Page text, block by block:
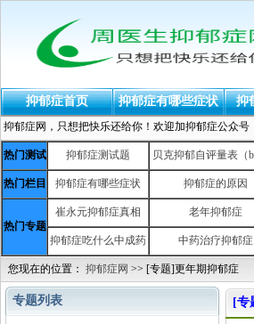
抑郁症首页 抑郁症有哪些症状 抑
抑郁症网，只想把快乐还给你！欢迎加抑郁症公众号
热门测试 抑郁症测试题 贝克抑郁自评量表（
热门栏目 抑郁症有哪些症状 抑郁症的原因
热门专题
崔永元抑郁症真相 老年抑郁症
抑郁症吃什么中成药 中药治疗抑郁症
您现在的位置： 抑郁症网 >> [专题]更年期抑郁症
专题列表 [专